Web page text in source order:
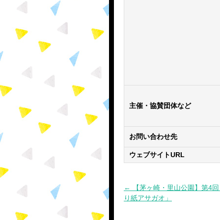
主催・協賛団体など
お問い合わせ先
ウェブサイトURL
投
← 【茅ヶ崎・里山公園】第4
り紙アサガオ」